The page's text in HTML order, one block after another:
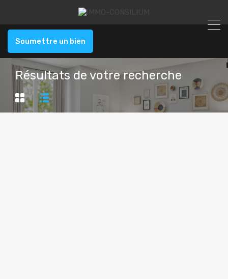
Soumettre un bien
Résultats de votre recherche